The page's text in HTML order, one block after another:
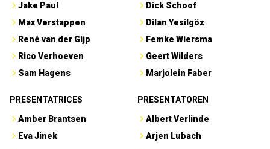
Jake Paul
Max Verstappen
René van der Gijp
Rico Verhoeven
Sam Hagens
Dick Schoof
Dilan Yesilgöz
Femke Wiersma
Geert Wilders
Marjolein Faber
PRESENTATRICES
Amber Brantsen
Eva Jinek
PRESENTATOREN
Albert Verlinde
Arjen Lubach